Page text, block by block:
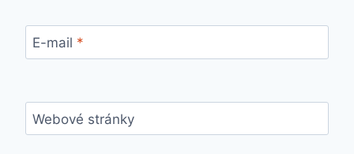
E-mail *
Webové stránky